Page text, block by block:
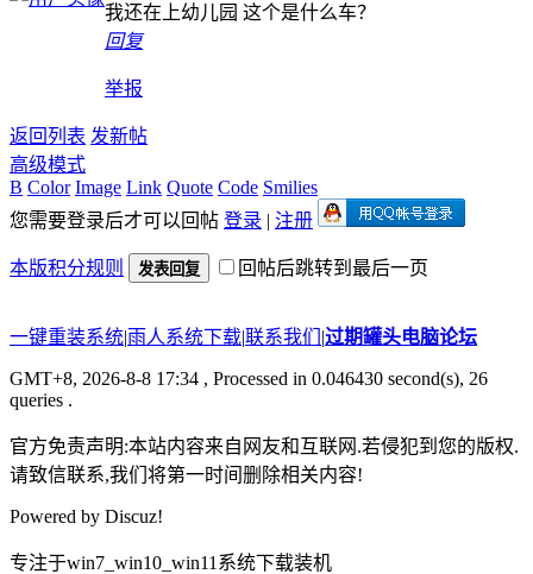
我还在上幼儿园 这个是什么车？
回复
举报
返回列表 发新帖
高级模式
B Color Image Link Quote Code Smilies
您需要登录后才可以回帖 登录 | 注册
本版积分规则 发表回复 回帖后跳转到最后一页
一键重装系统|雨人系统下载|联系我们 |过期罐头电脑论坛
GMT+8, 2026-8-8 17:34 , Processed in 0.046430 second(s), 26
queries .
官方免责声明:本站内容来自网友和互联网.若侵犯到您的版权.
请致信联系,我们将第一时间删除相关内容!
Powered by Discuz!
专注于win7_win10_win11系统下载装机